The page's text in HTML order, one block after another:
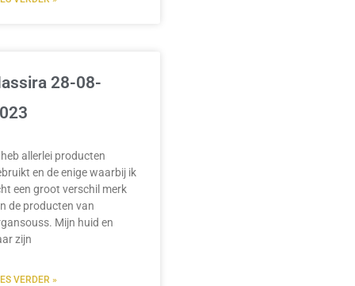
28-08-
allerlei producten
en de enige waarbij ik
een groot verschil merk
de producten van
Mijn huid en
zijn
VERDER »